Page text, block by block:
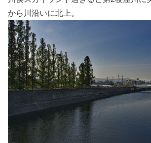
から川沿いに北上。